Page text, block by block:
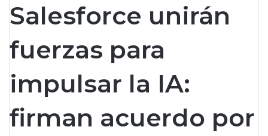
Salesforce unirán
fuerzas para
impulsar la IA:
firman acuerdo por